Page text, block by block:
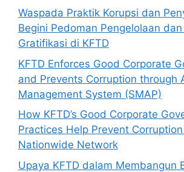
Waspada Praktik Korupsi dan
Begini Pedoman Pengelolaan
Gratifikasi di KFTD
KFTD Enforces Good Corporate
and Prevents Corruption through
Management System (SMAP)
How KFTD’s Good Corporate
Practices Help Prevent
Nationwide Network
Upaya KFTD dalam Membangun